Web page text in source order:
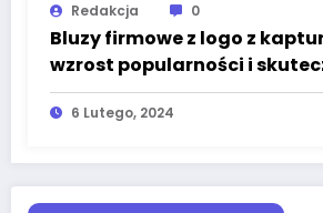
Redakcja 0
Bluzy firmowe z logo z
wzrost popularności i
narzędzie promocji
6 Lutego, 2024